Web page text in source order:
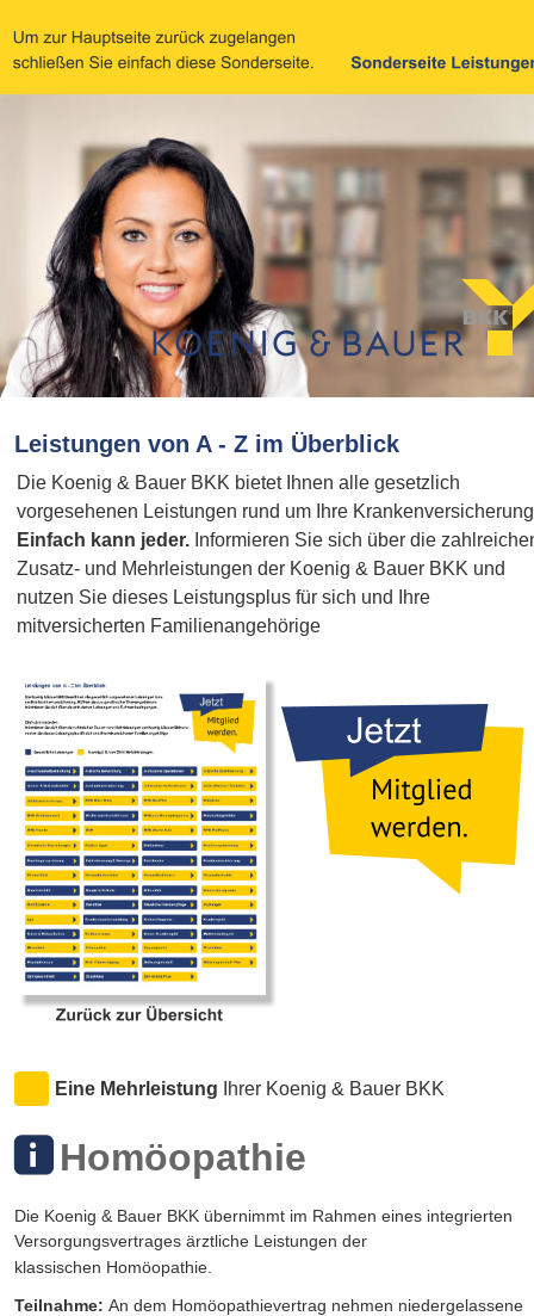
Homöopathie
Die Koenig & Bauer BKK übernimmt im Rahmen eines integrierten
Versorgungsvertrages ärztliche Leistungen der
klassischen Homöopathie.
Teilnahme: An dem Homöopathievertrag nehmen niedergelassene
Eine Mehrleistung Ihrer Koenig & Bauer BKK
Leistungen von A - Z im Überblick
Die Koenig & Bauer BKK bietet Ihnen alle gesetzlich
vorgesehenen Leistungen rund um Ihre
Einfach kann jeder. Informieren Sie sich über die
Zusatz- und Mehrleistungen der Koenig & Bauer BKK und
nutzen Sie dieses Leistungsplus für sich und Ihre
mitversicherten Familienangehörige